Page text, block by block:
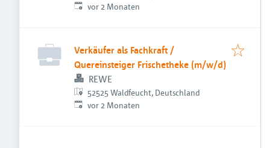
Veröffentlicht:
vor 2 Monaten
Verkäufer als Fachkraft /
Quereinsteiger Frischetheke (m/w/d)
REWE
52525 Waldfeucht, Deutschland
Veröffentlicht:
vor 2 Monaten